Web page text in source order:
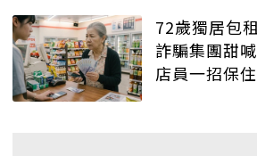
72歲獨居包
詐騙集團甜
店員一招保